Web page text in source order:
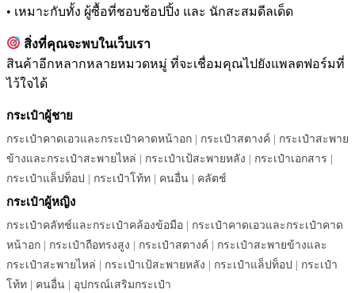
• เหมาะกับทั้ง ผู้ซื้อที่ชอบช้อปปิ้ง และ นักสะสมดีลเด็ด
สิ่งที่คุณจะพบในเว็บเรา
สินค้าอีกหลากหลายหมวดหมู่ ที่จะเชื่อมคุณไปยังแพลตฟอร์มที่
ไว้ใจได้
กระเป๋าผู้ชาย
กระเป๋าคาดเอวและกระเป๋าคาดหน้าอก | กระเป๋าสตางค์ | กระเป๋าสะพาย
ข้างและกระเป๋าสะพายไหล่ | กระเป๋าเป้สะพายหลัง | กระเป๋าเอกสาร |
กระเป๋าแล็ปท็อป | กระเป๋าโท้ท | คนอื่น | คลัตช์
กระเป๋าผู้หญิง
กระเป๋าคลัทช์และกระเป๋าคล้องข้อมือ | กระเป๋าคาดเอวและกระเป๋าคาด
หน้าอก | กระเป๋าถือทรงสูง | กระเป๋าสตางค์ | กระเป๋าสะพายข้างและ
กระเป๋าสะพายไหล่ | กระเป๋าเป้สะพายหลัง | กระเป๋าแล็ปท็อป | กระเป๋า
โท้ท | คนอื่น | อุปกรณ์เสริมกระเป๋า